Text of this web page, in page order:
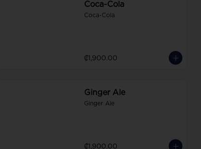
Coca-Cola
Coca-Cola
₡1,900.00
Ginger Ale
Ginger Ale
₡1,900.00